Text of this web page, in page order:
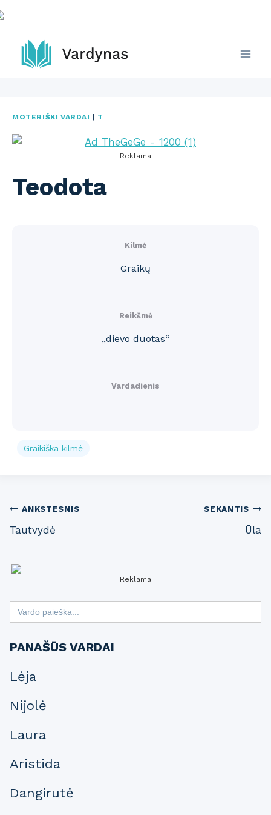
Skip
to
content
MOTERIŠKI VARDAI | T
Reklama
Teodota
Kilmė
Graikų
Reikšmė
„dievo duotas“
Vardadienis
Graikiška kilmė
Post
navigation
ANKSTESNIS
Tautvydė
SEKANTIS
Ūla
Reklama
Search
for:
PANAŠŪS VARDAI
Lėja
Nijolė
Laura
Aristida
Dangirutė